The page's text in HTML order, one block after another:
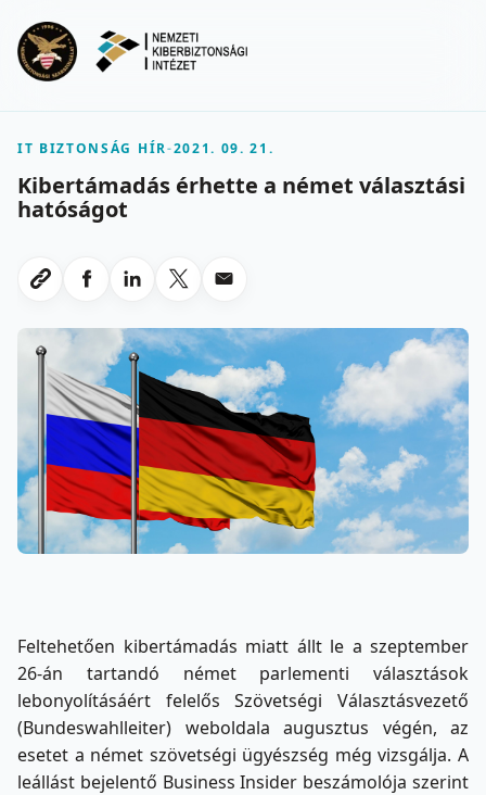
IT BIZTONSÁG HÍR-2021. 09. 21.
Kibertámadás érhette a német választási
hatóságot
Link masolasa
Megosztas Facebookon
Megosztas LinkedInen
Megosztas X-en
Megosztas emailben
Feltehetően kibertámadás miatt állt le a szeptember
26-án tartandó német parlementi választások
lebonyolításáért felelős Szövetségi Választásvezető
(Bundes­wahlleiter) weboldala augusztus végén, az
esetet a német szövetségi ügyészség még vizsgálja. A
leállást bejelentő Business Insider beszámolója szerint